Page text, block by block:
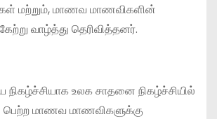
மற்றும், மாணவ மாணவிகளின்
வாழ்த்து தெரிவித்தனர்.
நிகழ்ச்சியாக உலக சாதனை நிகழ்ச்சியில்
பெற்ற மாணவ மாணவிகளுக்கு